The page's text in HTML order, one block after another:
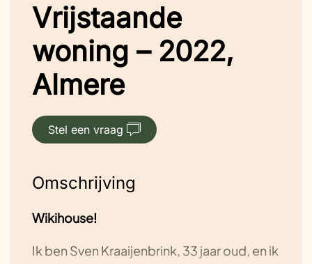
Vrijstaande
woning – 2022,
Almere
Stel een vraag
Omschrijving
Wikihouse!
Ik ben Sven Kraaijenbrink, 33 jaar oud, en ik